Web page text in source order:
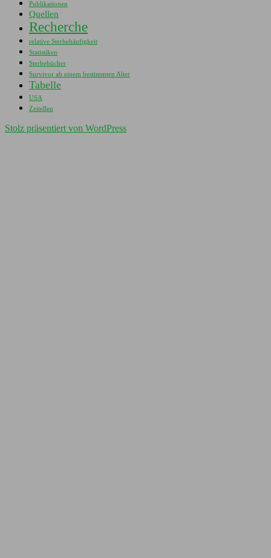
Publikationen
Quellen
Recherche
relative Sterbehäufigkeit
Statistiken
Sterbebücher
Survivor ab einem bestimmten Alter
Tabelle
USA
Zeitellen
Stolz präsentiert von WordPress